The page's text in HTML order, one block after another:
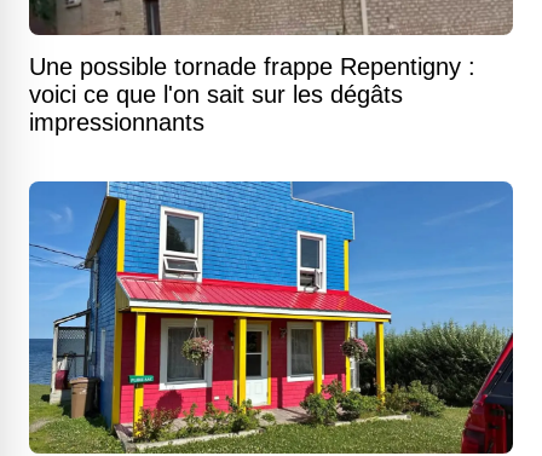
Une possible tornade frappe Repentigny :
voici ce que l'on sait sur les dégâts
impressionnants